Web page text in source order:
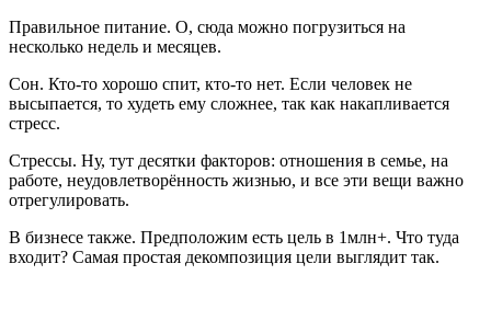
Правильное питание. О, сюда можно погрузиться на
несколько недель и месяцев.
Сон. Кто-то хорошо спит, кто-то нет. Если человек не
высыпается, то худеть ему сложнее, так как накапливается
стресс.
Стрессы. Ну, тут десятки факторов: отношения в семье, на
работе, неудовлетворённость жизнью, и все эти вещи важно
отрегулировать.
В бизнесе также. Предположим есть цель в 1млн+. Что туда
входит? Самая простая декомпозиция цели выглядит так.